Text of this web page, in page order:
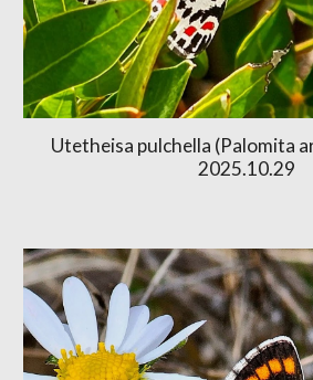
Utetheisa pulchella (Palomita
2025.10.29